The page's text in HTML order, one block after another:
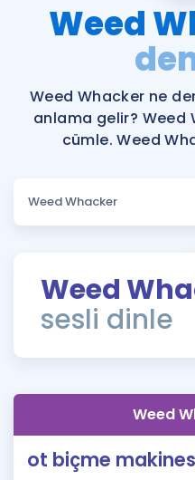
Şifremi
Katılımcı Görüşleri
Faydalı Araçlar
Ücretsiz Kaynaklar
ÖSYM Sınav Takvimi
Kampanyalar
İngilizce Gramer
Weed
Weed Whacker ne
anlama gelir? Weed
cümle. Weed
Weed
sesli dinle
Weed
ot biçme